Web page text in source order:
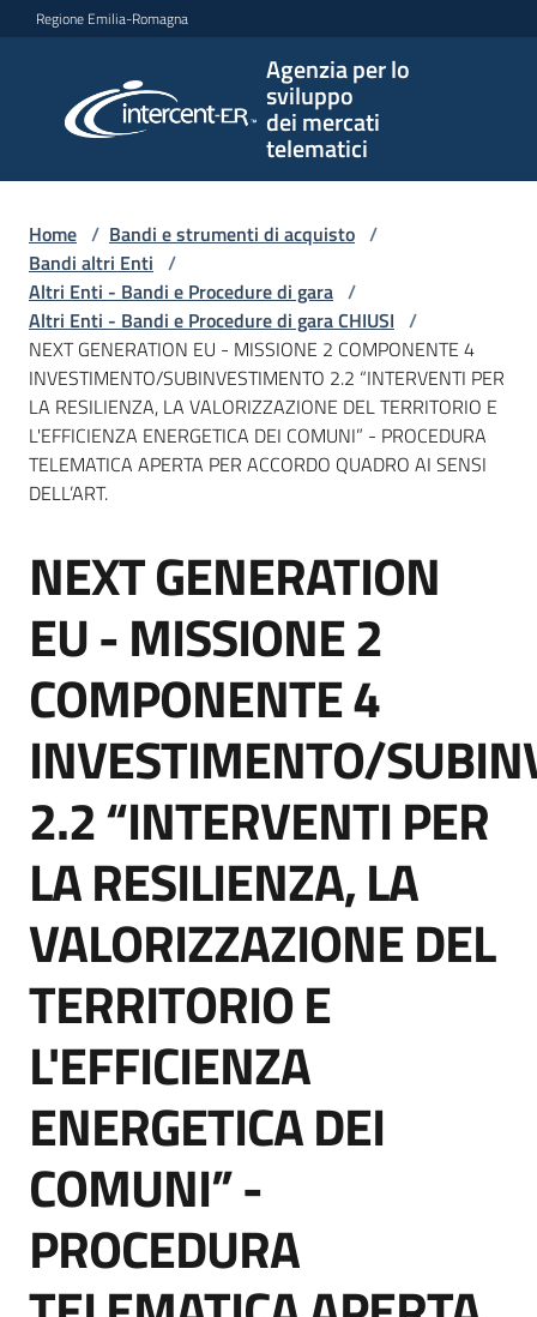
Vai al contenuto
Vai alla navigazione
Vai al footer
Regione Emilia-Romagna
Agenzia per lo
sviluppo
dei mercati
telematici
per lo
sviluppo
telematici
L'Agenzia
Bandi
e
strumenti
acquisto
Supporto
Piattaforme
telematiche
English
site
Seguici
su
Home / Bandi e strumenti di acquisto /
Bandi altri Enti /
Altri Enti - Bandi e Procedure di gara /
Altri Enti - Bandi e Procedure di gara CHIUSI /
NEXT GENERATION EU - MISSIONE 2 COMPONENTE 4
INVESTIMENTO/SUBINVESTIMENTO 2.2 “INTERVENTI PER
LA RESILIENZA, LA VALORIZZAZIONE DEL TERRITORIO E
L'EFFICIENZA ENERGETICA DEI COMUNI” - PROCEDURA
TELEMATICA APERTA PER ACCORDO QUADRO AI SENSI
DELL’ART.
Salta al contenuto
NEXT GENERATION
EU - MISSIONE 2
COMPONENTE 4
INVESTIMENTO/
2.2 “INTERVENTI PER
LA RESILIENZA, LA
VALORIZZAZIONE DEL
TERRITORIO E
L'EFFICIENZA
ENERGETICA DEI
COMUNI” -
PROCEDURA